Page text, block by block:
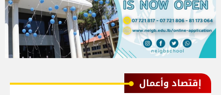
إقتصاد وأعمال